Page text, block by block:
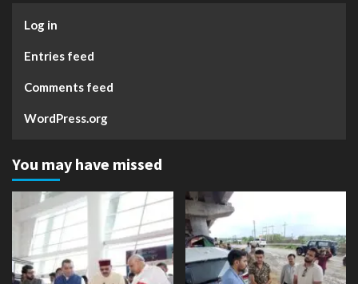
Log in
Entries feed
Comments feed
WordPress.org
You may have missed